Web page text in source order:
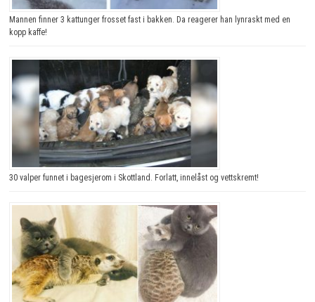
Mannen finner 3 kattunger frosset fast i bakken. Da reagerer han lynraskt med en
kopp kaffe!
30 valper funnet i bagesjerom i Skottland. Forlatt, innelåst og vettskremt!